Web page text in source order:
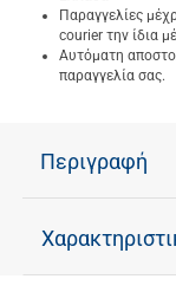
Παραγγελίες
courier την ίδια
Αυτόματη
παραγγελία σας.
Περιγραφή